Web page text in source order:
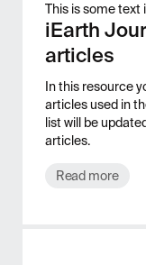
This is some text
iEarth
articles
In this resource
articles used in
list will be
articles.
Read more